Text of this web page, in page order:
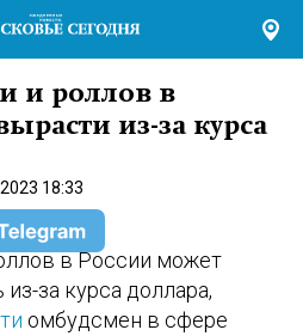
и роллов в
из-за курса
18:33
в России может
за курса доллара,
омбудсмен в сфере